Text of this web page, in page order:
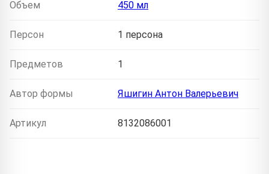
Объем 450 мл
Персон 1 персона
Предметов 1
Автор формы Яшигин Антон Валерьевич
Артикул 8132086001